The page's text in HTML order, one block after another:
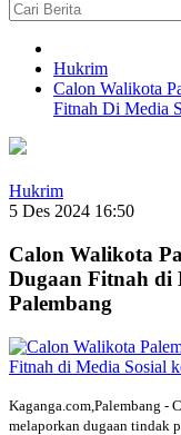
Hukrim
Calon Walikota
Fitnah Di Media
Hukrim
5 Des 2024 16:50
Calon Walikota
Dugaan Fitnah di
Palembang
Kaganga.com,Palembang -
melaporkan dugaan tindak